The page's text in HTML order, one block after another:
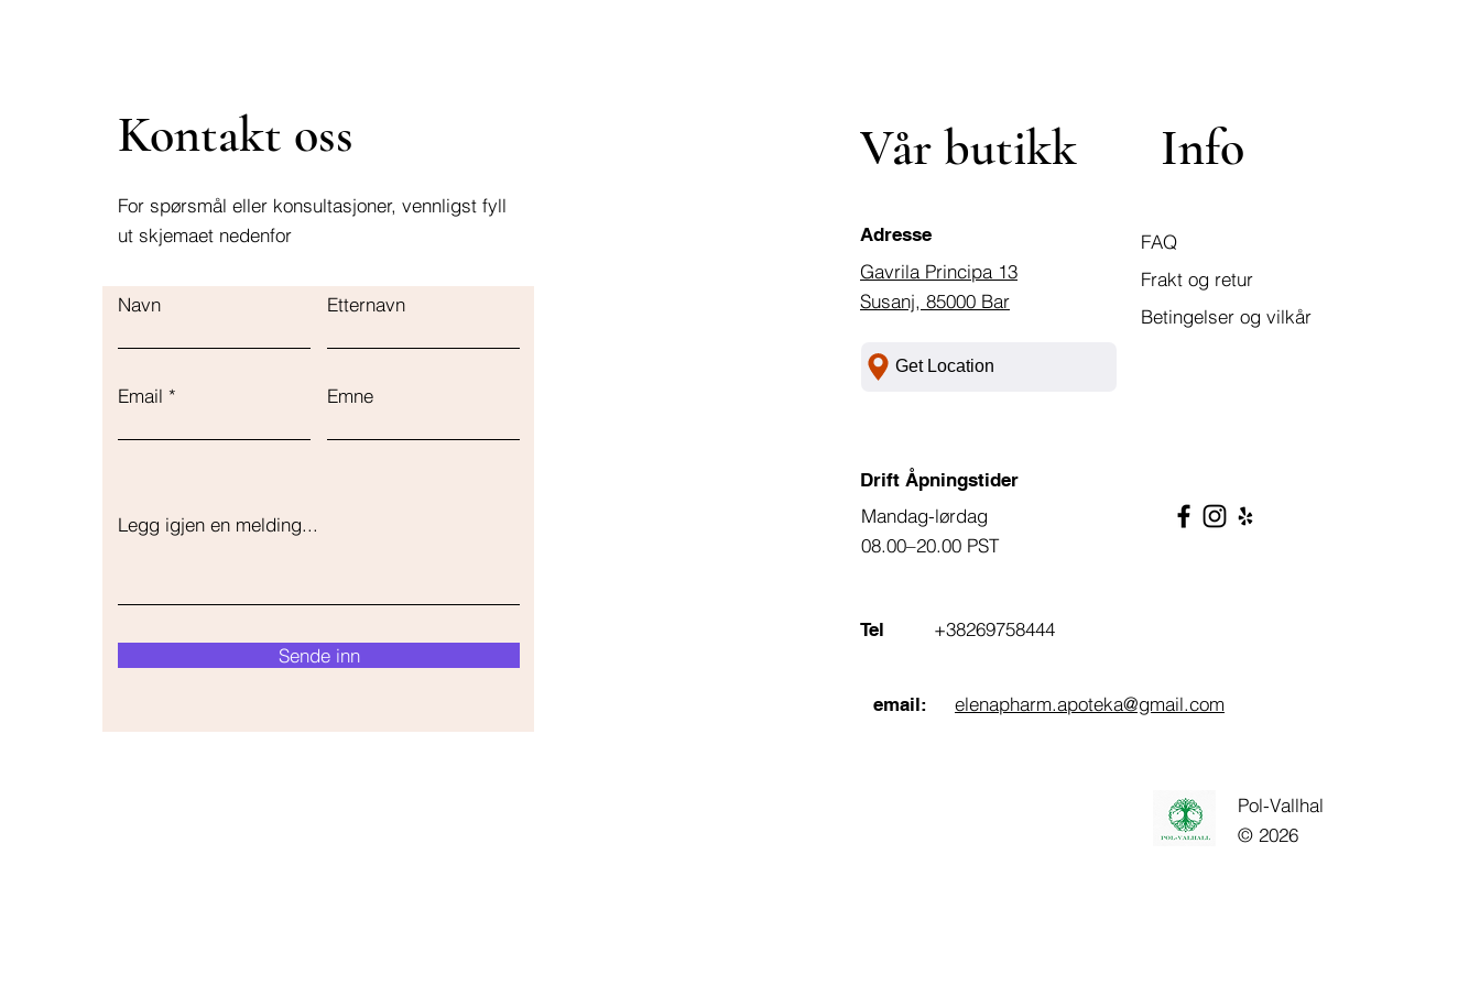
Kontakt oss
For spørsmål eller konsultasjoner, vennligst fyll
ut skjemaet nedenfor
Navn Etternavn
Email Emne
Legg igjen en melding...
Sende inn
Vår butikk
Adresse
Gavrila Principa 13
Susanj, 85000 Bar
Info
FAQ
Frakt og retur
Betingelser og vilkår
Get Location
Drift Åpningstider
Mandag-lørdag
08.00–20.00 PST
Tel +38269758444
email: elenapharm.apoteka@gmail.com
Pol-Vallhal
© 2026